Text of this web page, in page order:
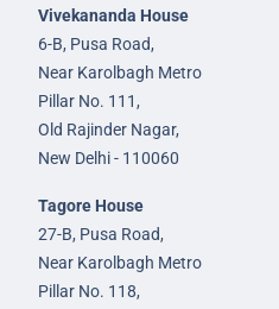
Vivekananda House
6-B, Pusa Road,
Near Karolbagh Metro
Pillar No. 111,
Old Rajinder Nagar,
New Delhi - 110060
Tagore House
27-B, Pusa Road,
Near Karolbagh Metro
Pillar No. 118,